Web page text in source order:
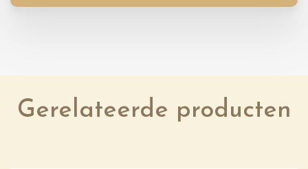
Gerelateerde producten